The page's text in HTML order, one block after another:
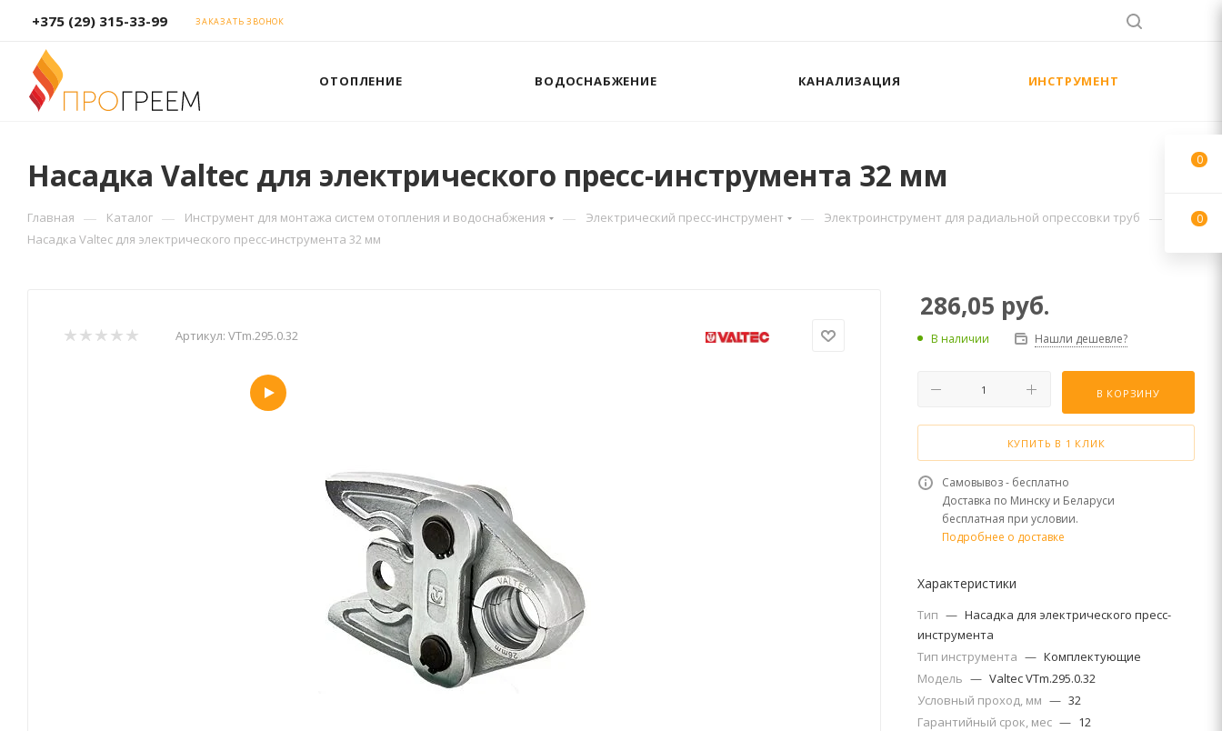
+375 (29) 315-33-99 ЗАКАЗАТЬ ЗВОНОК
ОТОПЛЕНИЕ ВОДОСНАБЖЕНИЕ КАНАЛИЗАЦИЯ ИНСТРУМЕНТ
Насадка Valtec для электрического пресс-инструмента 32 мм
Главная — Каталог — Инструмент для монтажа систем отопления и водоснабжения — Электрический пресс-инструмент — Электроинструмент для радиальной опрессовки труб —
Насадка Valtec для электрического пресс-инструмента 32 мм
Артикул: VTm.295.0.32
286,05 руб.
В наличии Нашли дешевле?
В КОРЗИНУ
КУПИТЬ В 1 КЛИК
Самовывоз - бесплатно
Доставка по Минску и Беларуси
бесплатная при условии.
Подробнее о доставке
Характеристики
Тип — Насадка для электрического пресс-
инструмента
Тип инструмента — Комплектующие
Модель — Valtec VTm.295.0.32
Условный проход, мм — 32
Гарантийный срок, мес — 12
0
0